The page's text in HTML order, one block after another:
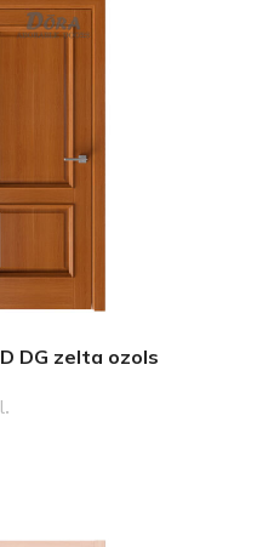
DG zelta ozols